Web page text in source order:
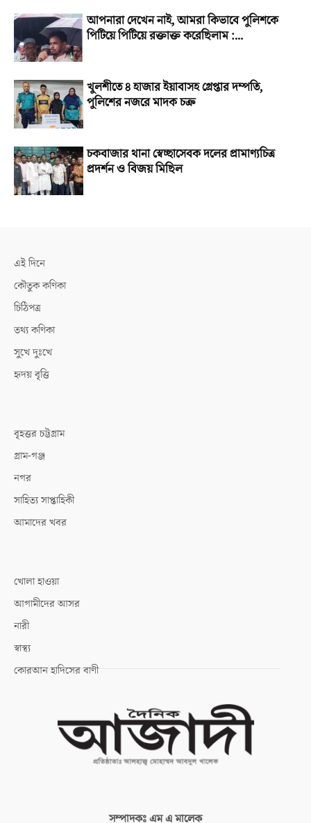
আপনারা দেখেন নাই, আমরা কিভাবে পুলিশকে
পিটিয়ে পিটিয়ে রক্তাক্ত করেছিলাম :...
খুলশীতে ৪ হাজার ইয়াবাসহ গ্রেপ্তার দম্পতি,
পুলিশের নজরে মাদক চক্র
চকবাজার থানা স্বেচ্ছাসেবক দলের প্রামাণ্যচিত্র
প্রদর্শন ও বিজয় মিছিল
এই দিনে
কৌতুক কণিকা
চিঠিপত্র
তথ্য কণিকা
সুখে দুঃখে
হৃদয় বৃত্তি
বৃহত্তর চট্টগ্রাম
গ্রাম-গঞ্জ
নগর
সাহিত্য সাপ্তাহিকী
আমাদের খবর
খোলা হাওয়া
আগামীদের আসর
নারী
স্বাস্থ্য
কোরআন হাদিসের বাণী
সম্পাদকঃএম এ মালেক